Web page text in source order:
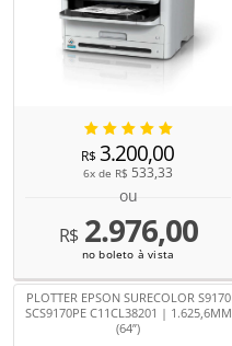
R$3.200,00
6x de R$ 533,33
ou
R$2.976,00
no boleto à vista
PLOTTER EPSON SURECOLOR S9170
SCS9170PE C11CL38201 | 1.625,6MM
(64”)